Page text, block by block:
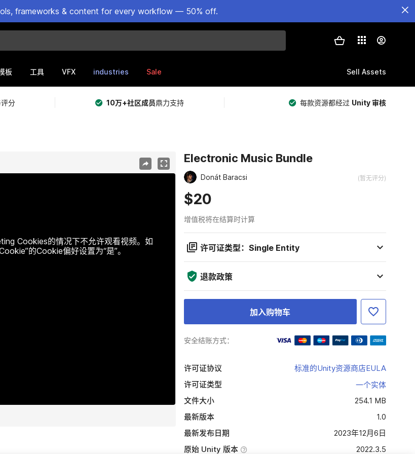
frameworks & content for every workflow — 50% off.
板 工具 VFX industries Sale Sell Assets
分 10万+社区成员鼎力支持 每款资源都经过 Unity 审核
Cookies的情况下不允许观看视频。如
的Cookie偏好设置为“是”。
Electronic Music Bundle
Donát Baracsi (暂无评分)
$20
增值税将在结算时计算
许可证类型：Single Entity
退款政策
加入购物车
安全结账方式：
许可证协议
标准的Unity资源商店EULA
许可证类型
一个实体
文件大小
254.1 MB
最新版本
1.0
最新发布日期
2023年12月6日
原始 Unity 版本
2022.3.5